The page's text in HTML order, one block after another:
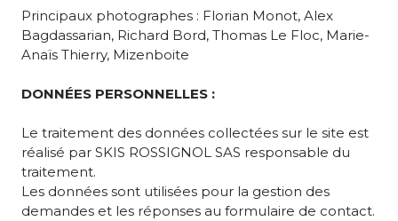
Principaux photographes : Florian Monot, Alex
Bagdassarian, Richard Bord, Thomas Le Floc, Marie-
Anaïs Thierry, Mizenboite
DONNÉES PERSONNELLES :
Le traitement des données collectées sur le site est
réalisé par SKIS ROSSIGNOL SAS responsable du
traitement.
Les données sont utilisées pour la gestion des
demandes et les réponses au formulaire de contact.